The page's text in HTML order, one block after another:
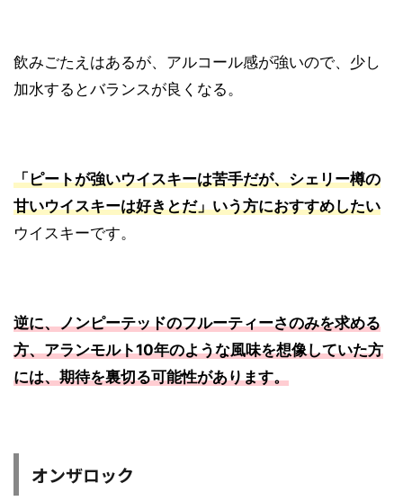
飲みごたえはあるが、アルコール感が強いので、少し
加水するとバランスが良くなる。
「ピートが強いウイスキーは苦手だが、シェリー樽の
甘いウイスキーは好きとだ」いう方におすすめしたい
ウイスキーです。
逆に、ノンピーテッドのフルーティーさのみを求める
方、アランモルト10年のような風味を想像していた方
には、期待を裏切る可能性があります。
オンザロック